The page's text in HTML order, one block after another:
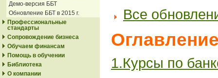
Демо-версия ББТ
Обновление ББТ в 2015 г.
Профессиональные
стандарты
Сопровождение бизнеса
Обучаем финансам
Помощь в обучении
Библиотека
О компании
Все
1.Курсы по